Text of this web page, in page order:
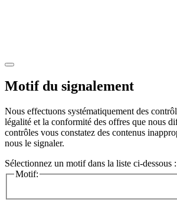
Motif du signalement
Nous effectuons systématiquement des
légalité et la conformité des offres que nous
contrôles vous constatez des contenus
nous le signaler.
Sélectionnez un motif dans la liste ci-dessous :
Motif: